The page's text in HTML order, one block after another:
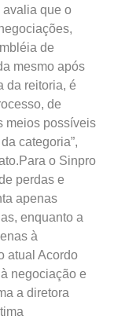
que o
de
mesmo após
da reitoria, é
de
meios possíveis
categoria”,
o Sinpro
perdas e
apenas
enquanto a
à
atual Acordo
negociação e
a diretora